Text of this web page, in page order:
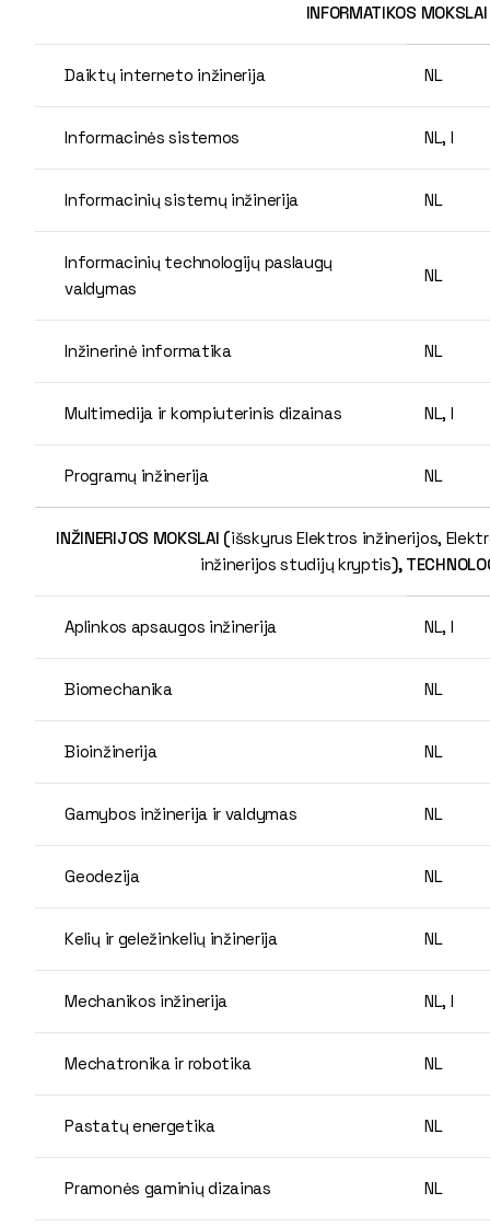
INFORMATIKOS MOKSLAI
Daiktų interneto inžinerija NL
Informacinės sistemos NL, I
Informacinių sistemų inžinerija NL
Informacinių technologijų paslaugų
valdymas
NL
Inžinerinė informatika NL
Multimedija ir kompiuterinis dizainas NL, I
Programų inžinerija NL
INŽINERIJOS MOKSLAI (išskyrus Elektros inžinerijos,
inžinerijos studijų kryptis),
Aplinkos apsaugos inžinerija NL, I
Biomechanika NL
Bioinžinerija NL
Gamybos inžinerija ir valdymas NL
Geodezija NL
Kelių ir geležinkelių inžinerija NL
Mechanikos inžinerija NL, I
Mechatronika ir robotika NL
Pastatų energetika NL
Pramonės gaminių dizainas NL